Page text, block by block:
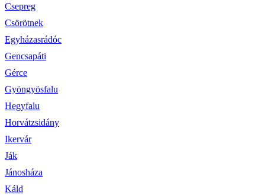
Csepreg
Csörötnek
Egyházasrádóc
Gencsapáti
Gérce
Gyöngyösfalu
Hegyfalu
Horvátzsidány
Ikervár
Ják
Jánosháza
Káld